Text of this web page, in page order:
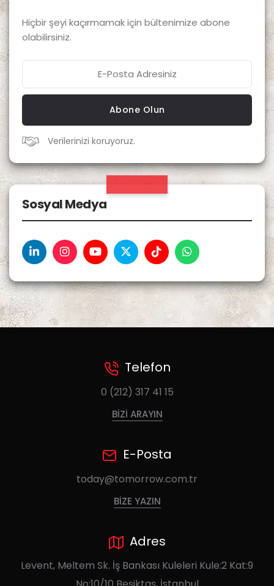
Hiçbir şeyi kaçırmamak için bültenimize abone
olabilirsiniz.
Abone Olun
Verilerinizi koruyoruz.
Sosyal Medya
Telefon
0 (212) 317 41 15
BIZI ARAYIN
E-Posta
today@tomorrow.com.tr
BIZE YAZIN
Adres
Levent, Meltem Sk. İş Bankası Kuleleri Kule:2 Kat:9